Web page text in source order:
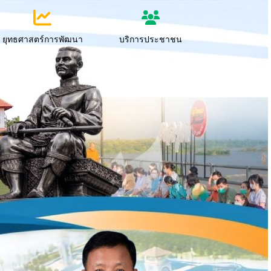
ยุทธศาสตร์การพัฒนา บริการประชาชน